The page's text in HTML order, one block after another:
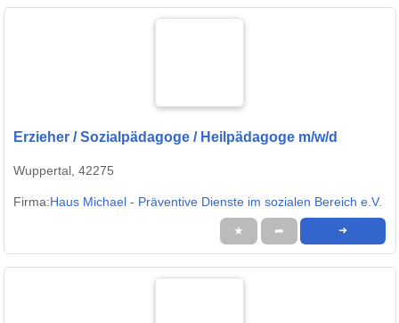
Erzieher / Sozialpädagoge / Heilpädagoge m/w/d
Wuppertal, 42275
Firma:Haus Michael - Präventive Dienste im sozialen Bereich e.V.
★ ➦ ➜